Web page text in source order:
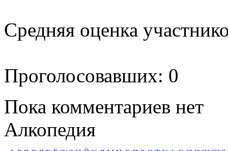
Средняя оценка
Проголосовавших: 0
Пока комментариев нет
Алкопедия